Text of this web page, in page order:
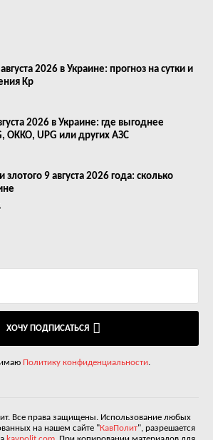
2026 в Украине: прогноз на сутки и
Kp
2026 в Украине: где выгоднее
OKKO, UPG или других АЗС
9 августа 2026 года: сколько
ХОЧУ ПОДПИСАТЬСЯ
Политику конфиденциальности.
Все права защищены. Использование любых
на нашем сайте "КавПолит", разрешается